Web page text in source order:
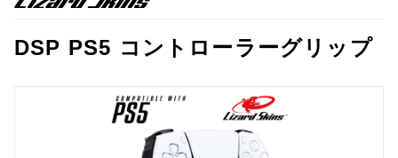
DSP PS5 コントローラーグリップ